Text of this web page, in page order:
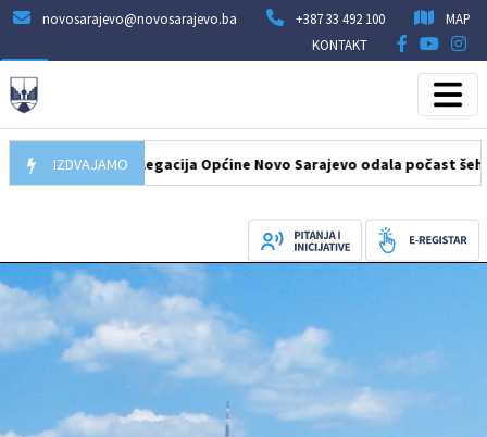
novosarajevo@novosarajevo.ba +387 33 492 100
MAP
KONTAKT
IZDVAJAMO
Delegacija Općine Novo Sarajevo odala počast šehidima i